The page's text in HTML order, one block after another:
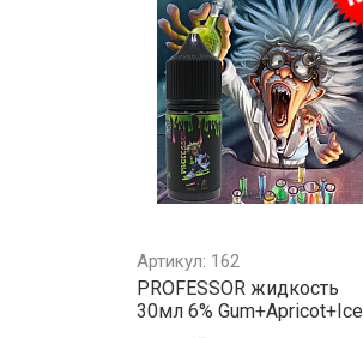
Артикул: 162
PROFESSOR жидкость
30мл 6% Gum+Apricot+Ice